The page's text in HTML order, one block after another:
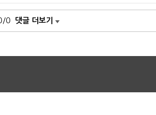
0 댓글 더보기